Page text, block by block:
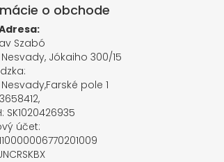
o obchode
Szabó
Nesvady, Jókaiho 300/15
pole 1
SK1020426935
účet: